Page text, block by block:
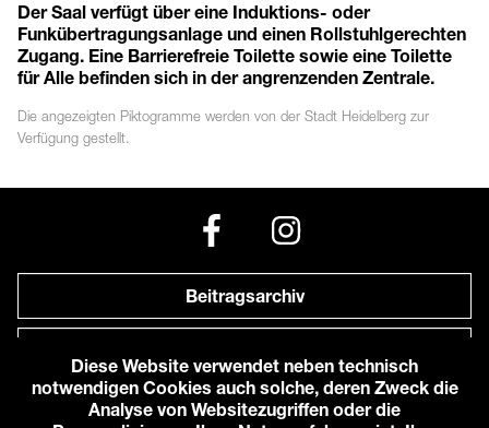
Der Saal verfügt über eine Induktions- oder
Funkübertragungsanlage und einen Rollstuhlgerechten
Zugang. Eine Barrierefreie Toilette sowie eine Toilette
für Alle befinden sich in der angrenzenden Zentrale.
Die angezeigten Piktogramme werden von der Stadt Heidelberg zur
Verfügung gestellt.
Beitragsarchiv
Anfahrt zu uns
Diese Website verwendet neben technisch
notwendigen Cookies auch solche, deren Zweck die
Analyse von Websitezugriffen oder die